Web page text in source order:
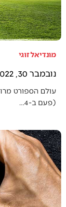
מונדיאל זוגי
נובמבר 30, 2022
עולם הספורט
(פעם ב-4…